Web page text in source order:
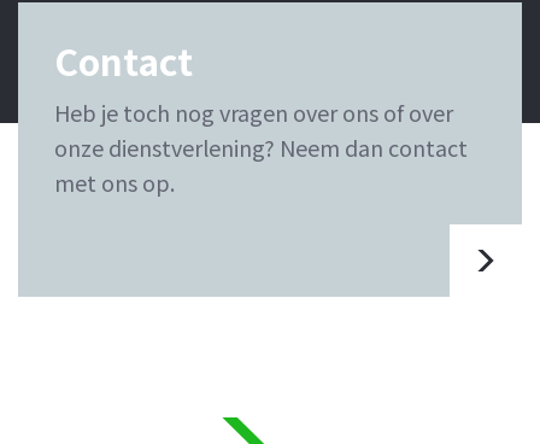
Contact
Heb je toch nog vragen over ons of over
onze dienstverlening? Neem dan contact
met ons op.